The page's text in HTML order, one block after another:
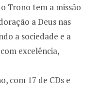
Trono tem a missão
a Deus nas
a sociedade e a
excelência,
com 17 de CDs e